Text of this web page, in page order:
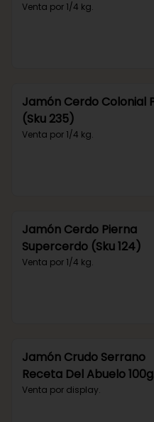
Venta por 1/4 kg.
Jamón Cerdo Colonial
(Sku 235)
Venta por 1/4 kg.
Jamón Cerdo Pierna
Supercerdo (Sku 124)
Venta por 1/4 kg.
Jamón Crudo Serrano
Receta Del Abuelo 100g
(Sku 256)
Venta por display.